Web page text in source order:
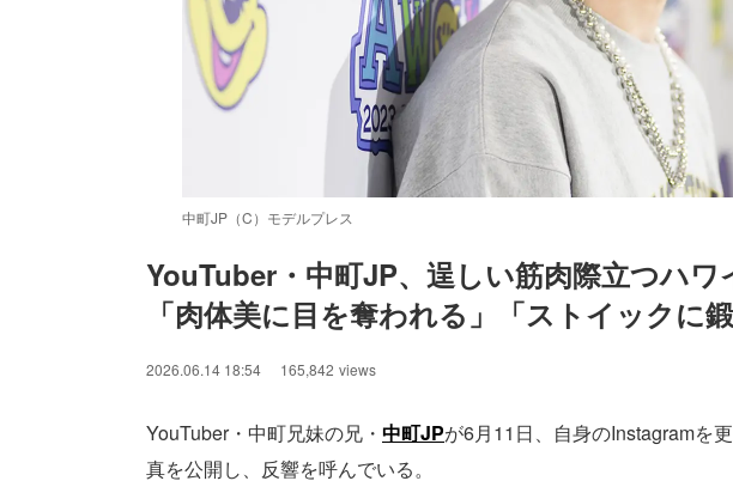
中町JP（C）モデルプレス
Unmute / Loaded
87.03%
YouTuber・中町JP、逞しい筋肉際立つハ
「肉体美に目を奪われる」「ストイックに
2026.06.14 18:54 165,842 views
YouTuber・中町兄妹の兄・ 中町JPが6月11日、自身のInstagramを
真を公開し、反響を呼んでいる。